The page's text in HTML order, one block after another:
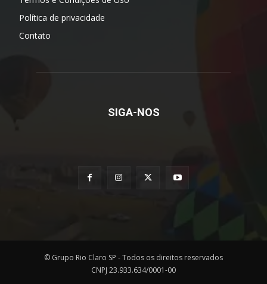
Política de privacidade
Contato
SIGA-NOS
© Grupo Rio Claro SP - Todos os direitos reservados
CNPJ 23.933.634/0001-00